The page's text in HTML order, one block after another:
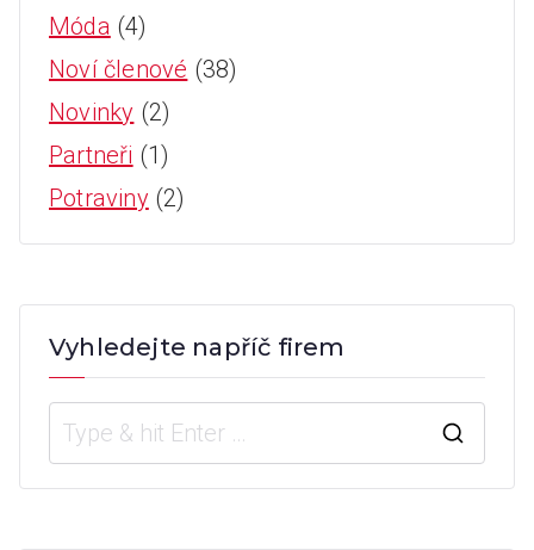
Móda (4)
Noví členové (38)
Novinky (2)
Partneři (1)
Potraviny (2)
Vyhledejte napříč firem
e